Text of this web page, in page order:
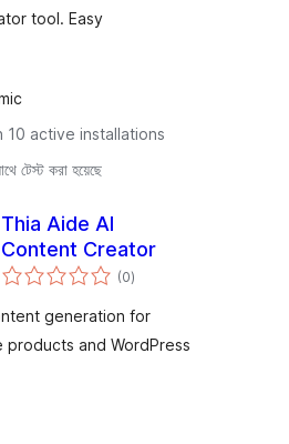
tool. Easy
10 active installations
টেস্ট করা হয়েছে
Thia Aide AI
Content Creator
(0total
ratings
)
generation for
products and WordPress